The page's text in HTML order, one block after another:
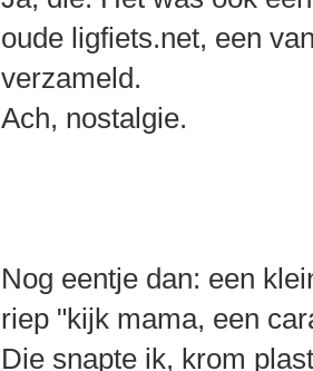
oude ligfiets.net, een
verzameld.
Ach, nostalgie.
Nog eentje dan: een
riep "kijk mama, een
Die snapte ik, krom